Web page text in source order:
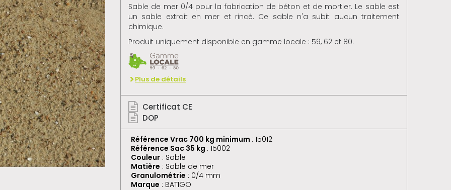
Sable de mer 0/4 pour la fabrication de béton et de mortier. Le sable est
un sable extrait en mer et rincé. Ce sable n'a subit aucun traitement
chimique.
Produit uniquement disponible en gamme locale : 59, 62 et 80.
Plus de détails
Certificat CE
DOP
Référence Vrac 700 kg minimum : 15012
Référence Sac 35 kg : 15002
Couleur : Sable
Matière : Sable de mer
Granulométrie : 0/4 mm
Marque : BATIGO